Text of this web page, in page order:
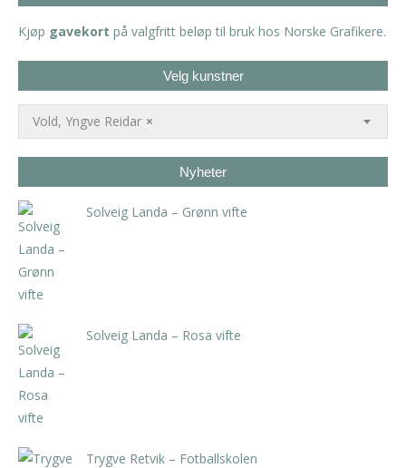
Kjøp gavekort på valgfritt beløp til bruk hos Norske Grafikere.
Velg kunstner
×
Vold, Yngve Reidar
Nyheter
Solveig Landa – Grønn vifte
Solveig Landa – Rosa vifte
Trygve Retvik – Fotballskolen